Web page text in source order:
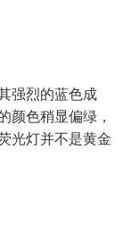
强烈的蓝色成
颜色稍显偏绿，
光灯并不是黄金